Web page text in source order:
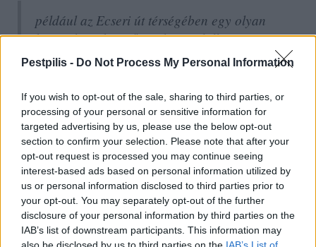
Pestpilis - Do Not Process My Personal Information
If you wish to opt-out of the sale, sharing to third parties, or
processing of your personal or sensitive information for
targeted advertising by us, please use the below opt-out
section to confirm your selection. Please note that after your
opt-out request is processed you may continue seeing
interest-based ads based on personal information utilized by
us or personal information disclosed to third parties prior to
your opt-out. You may separately opt-out of the further
disclosure of your personal information by third parties on the
IAB’s list of downstream participants. This information may
also be disclosed by us to third parties on the IAB’s List of
például az Ecseri út térségében egy olyan
kiterjedt víziközmű rendszer található a
metróalagút alatt, melyről az üzemeltető
sem tudott, ráadásul a műtárgy
födémlemeze egyúttal a metró pályalemeze
is.
A pandémia kihívásait is jól vette a
Vasúttechnika